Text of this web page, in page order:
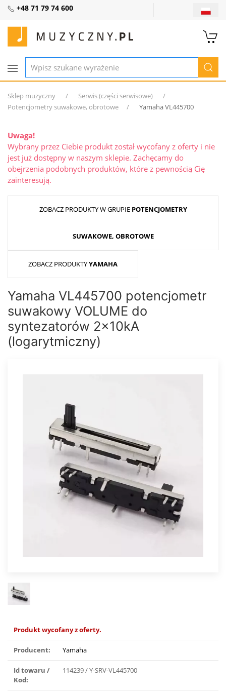
+48 71 79 74 600
Sklep muzyczny
Serwis (części serwisowe)
Potencjometry suwakowe, obrotowe
Yamaha VL445700
Uwaga!
Wybrany przez Ciebie produkt został wycofany z oferty i nie
jest już dostępny w naszym sklepie. Zachęcamy do
obejrzenia podobnych produktów, które z pewnością Cię
zainteresują.
ZOBACZ PRODUKTY W GRUPIE POTENCJOMETRY
SUWAKOWE, OBROTOWE
ZOBACZ PRODUKTYYAMAHA
Yamaha VL445700 potencjometr
suwakowy VOLUME do
syntezatorów 2x10kA
(logarytmiczny)
Produkt wycofany z oferty.
Producent: Yamaha
Id towaru /
Kod:
114239 / Y-SRV-VL445700